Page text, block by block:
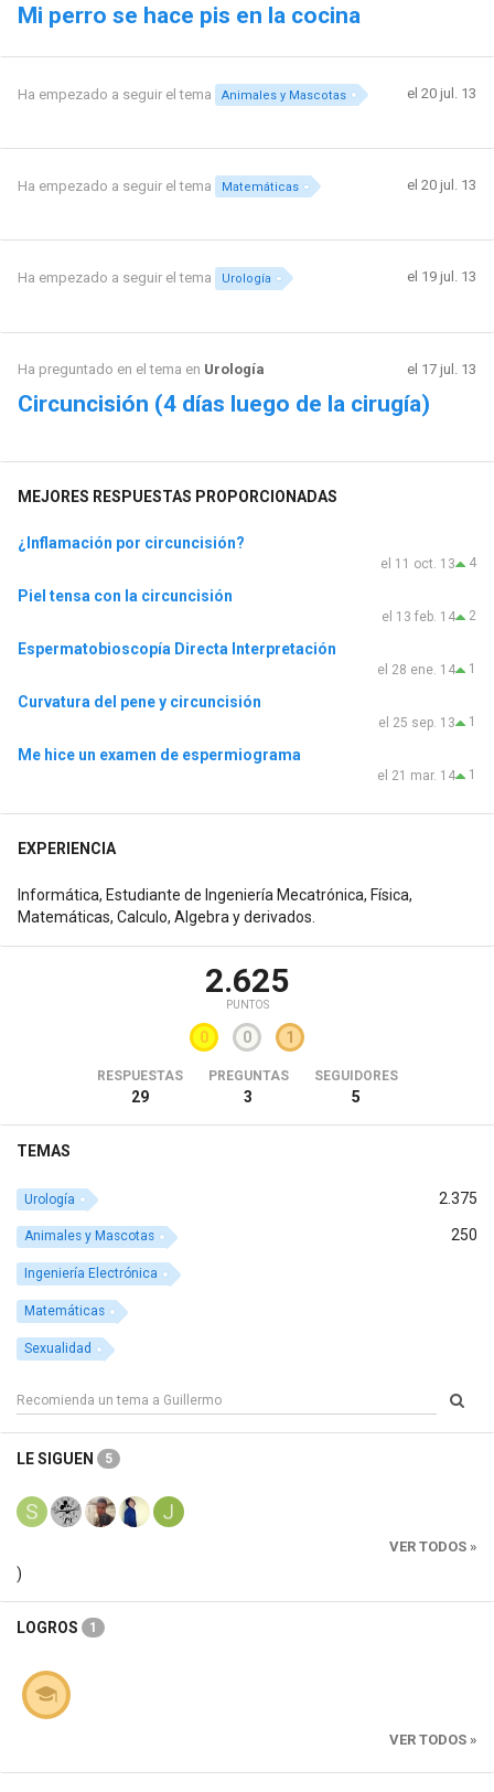
Mi perro se hace pis en la cocina
Ha empezado a seguir el tema Animales y Mascotas el 20 jul. 13
Ha empezado a seguir el tema Matemáticas el 20 jul. 13
Ha empezado a seguir el tema Urología el 19 jul. 13
Ha preguntado en el tema en Urología el 17 jul. 13
Circuncisión (4 días luego de la cirugía)
MEJORES RESPUESTAS PROPORCIONADAS
¿Inflamación por circuncisión?
4
el 11 oct. 13
Piel tensa con la circuncisión
2
el 13 feb. 14
Espermatobioscopía Directa Interpretación
1
el 28 ene. 14
Curvatura del pene y circuncisión
1
el 25 sep. 13
Me hice un examen de espermiograma
1
el 21 mar. 14
EXPERIENCIA
Informática, Estudiante de Ingeniería Mecatrónica, Física,
Matemáticas, Calculo, Algebra y derivados.
2.625
PUNTOS
0 0 1
RESPUESTAS
29
PREGUNTAS
3
SEGUIDORES
5
TEMAS
2.375
Urología
250
Animales y Mascotas
Ingeniería Electrónica
Matemáticas
Sexualidad
LE SIGUEN 5
VER TODOS »
)
LOGROS 1
VER TODOS »